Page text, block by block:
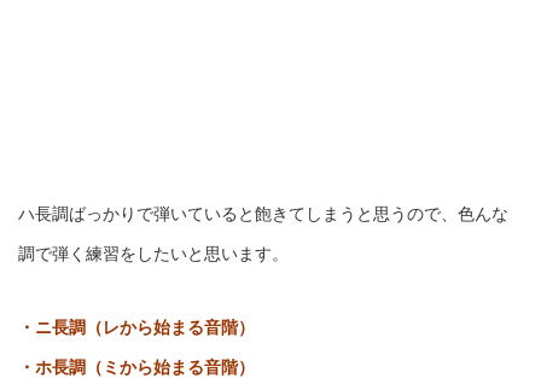
ハ長調ばっかりで弾いていると飽きてしまうと思うので、色んな
調で弾く練習をしたいと思います。
・ニ長調（レから始まる音階）
・ホ長調（ミから始まる音階）